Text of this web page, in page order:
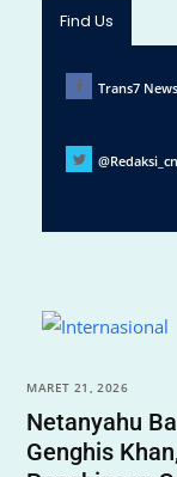
Find Us
Trans7 News
MARET 21, 2026
Netanyahu
Genghis